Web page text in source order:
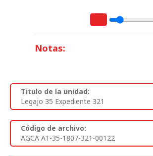
Notas:
Titulo de la unidad:
Legajo 35 Expediente 321
Código de archivo:
AGCA A1-35-1807-321-00122